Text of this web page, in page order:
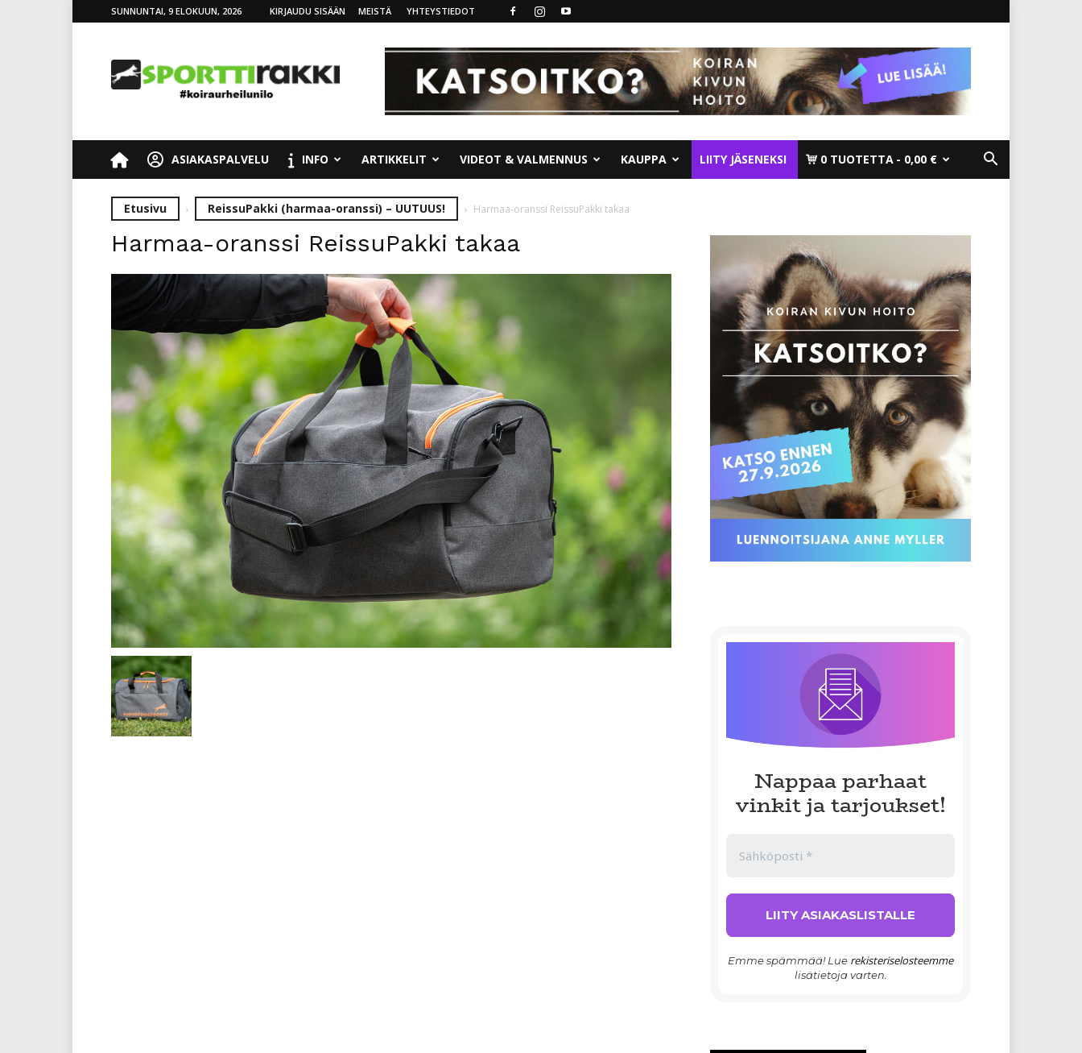
SUNNUNTAI, 9 ELOKUUN, 2026 KIRJAUDU SISÄÄN MEISTÄ YHTEYSTIEDOT
ASIAKASPALVELU INFO ARTIKKELIT VIDEOT & VALMENNUS KAUPPA LIITY JÄSENEKSI 0 TUOTETTA 0,00 €
Etusivu ReissuPakki (harmaa-oranssi) – UUTUUS! Harmaa-oranssi ReissuPakki takaa
Harmaa-oranssi ReissuPakki takaa
Nappaa parhaat
vinkit ja tarjoukset!
Emme spämmää! Lue rekisteriselosteemme
lisätietoja varten.